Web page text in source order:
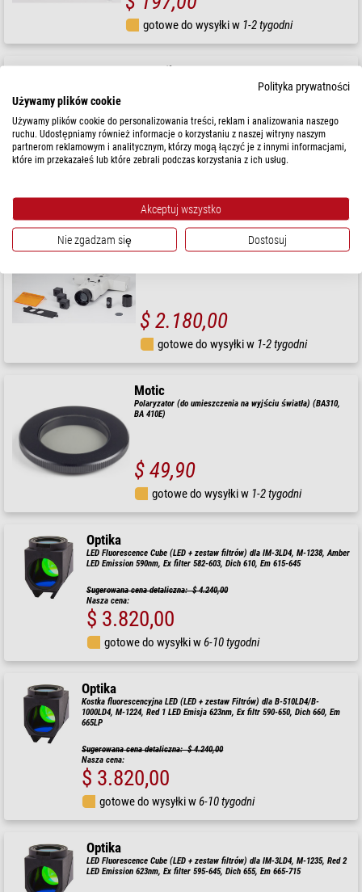
gotowe do wysyłki w 1-2 tygodni
Optika
DIC slider with Nomarski prism for incident light, M-870
Sugerowana cena detaliczna: $ 4.380,00
Nasza cena:
$ 3.940,00
Epi-Fluorescence attachment + filter cassette (BA410E,
$ 2.180,00
gotowe do wysyłki w 1-2 tygodni
Motic
Polaryzator (do umieszczenia na wyjściu światła) (BA310,
BA 410E)
$ 49,90
gotowe do wysyłki w 1-2 tygodni
Optika
LED Fluorescence Cube (LED + zestaw filtrów) dla IM-3LD4, M-1238, Amber
LED Emission 590nm, Ex filter 582-603, Dich 610, Em 615-645
Sugerowana cena detaliczna: $ 4.240,00
Nasza cena:
$ 3.820,00
gotowe do wysyłki w6-10 tygodni
Optika
Kostka fluorescencyjna LED (LED + zestaw Filtrów) dla B-510LD4/B-
1000LD4, M-1224, Red 1 LED Emisja 623nm, Ex filtr 590-650, Dich 660, Em
665LP
Sugerowana cena detaliczna: $ 4.240,00
Nasza cena:
$ 3.820,00
gotowe do wysyłki w6-10 tygodni
Optika
LED Fluorescence Cube (LED + zestaw filtrów) dla IM-3LD4, M-1235, Red 2
LED Emission 623nm, Ex filter 595-645, Dich 655, Em 665-715
Polityka prywatności
Używamy plików cookie
Używamy plików cookie do personalizowania treści, reklam i analizowania naszego
ruchu. Udostępniamy również informacje o korzystaniu z naszej witryny naszym
partnerom reklamowym i analitycznym, którzy mogą łączyć je z innymi informacjami,
które im przekazałeś lub które zebrali podczas korzystania z ich usług.
Akceptuj wszystko
Nie zgadzam się Dostosuj